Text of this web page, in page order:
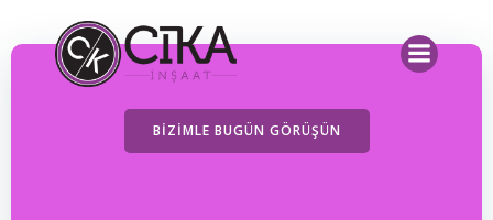
BIZIMLE BUGÜN GÖRÜŞÜN